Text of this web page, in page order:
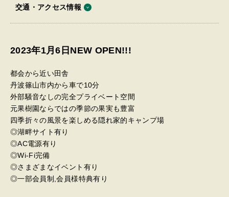
交通・アクセス情報
2023年1月6日NEW OPEN!!!
都会から近い田舎
丹波篠山市内から車で10分
外部騒音なしの完全プライベート空間
元果樹園ならではの季節の果実も豊富
四季折々の風景を楽しめる隠れ家的キャンプ場
◎湖畔サイト有り
◎AC電源有り
◎Wi-Fi完備
◎さまざまなイベント有り
◎一部会員制,会員様特典有り